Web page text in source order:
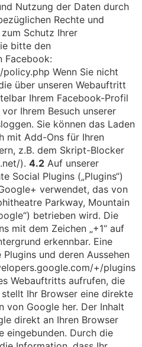
Nutzung der Daten durch
Rechte und
Schutz Ihrer
bitte den
Facebook:
Wenn Sie nicht
über unseren Webauftritt
Ihrem Facebook-Profil
Ihrem Besuch unserer
Sie können das Laden
mit Add-Ons für Ihren
z.B. dem Skript-Blocker
). 4.2 Auf unserer
Social Plugins („Plugins“)
verwendet, das von
Parkway, Mountain
betrieben wird. Die
mit dem Zeichen „+1“ auf
erkennbar. Eine
und deren Aussehen
+/plugins
Webauftritts aufrufen, die
Ihr Browser eine direkte
von Google her. Der Inhalt
direkt an Ihren Browser
eingebunden. Durch die